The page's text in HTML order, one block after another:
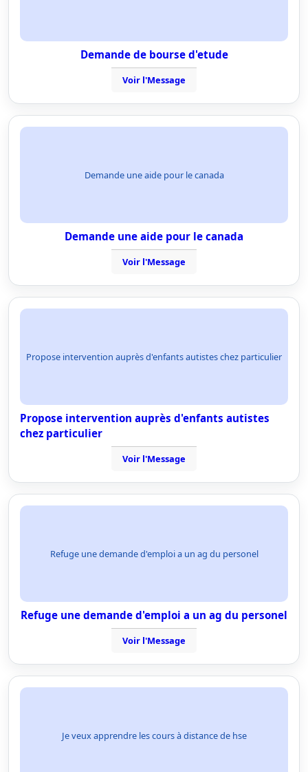
Demande de bourse d'etude
Voir l'Message
Demande une aide pour le canada
Demande une aide pour le canada
Voir l'Message
Propose intervention auprès d'enfants autistes chez particulier
Propose intervention auprès d'enfants autistes
chez particulier
Voir l'Message
Refuge une demande d'emploi a un ag du personel
Refuge une demande d'emploi a un ag du personel
Voir l'Message
Je veux apprendre les cours à distance de hse